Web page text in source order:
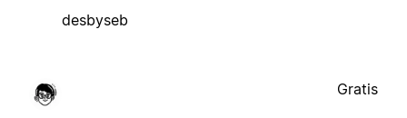
desbyseb
Gratis